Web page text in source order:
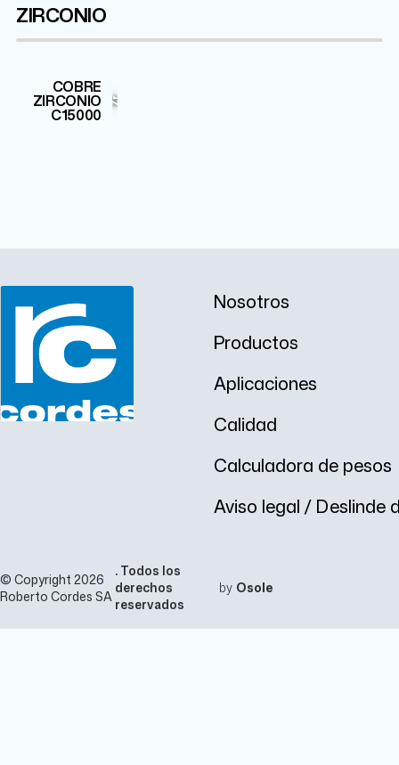
ZIRCONIO
COBRE
ZIRCONIO
C15000
Zr
Nosotros
Productos
Aplicaciones
Calidad
Calculadora de pesos
Aviso legal / Deslinde
© Copyright 2026
Roberto Cordes SA
. Todos los
derechos
reservados
by Osole